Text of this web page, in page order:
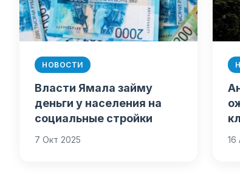
НОВОСТИ
Власти Ямала займу
деньги у населения на
социальные стройки
7 Окт 2025 16